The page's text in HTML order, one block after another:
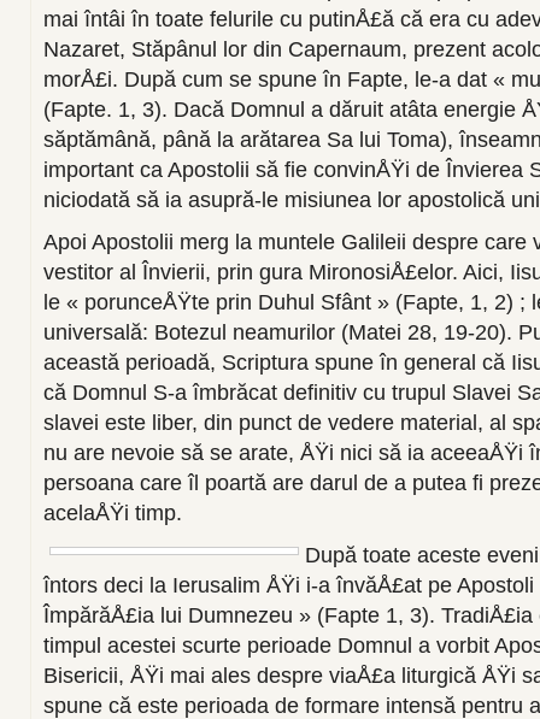
mai întâi în toate felurile cu putinÅ£ă că era cu
Nazaret, Stăpânul lor din Capernaum, prezent
morÅ£i. După cum se spune în Fapte, le-a dat «
(Fapte. 1, 3). Dacă Domnul a dăruit atâta energie
săptămână, până la arătarea Sa lui Toma),
important ca Apostolii să fie convinÅŸi de Învierea
niciodată să ia asupră-le misiunea lor apostolică
Apoi Apostolii merg la muntele Galileii despre care
vestitor al Învierii, prin gura MironosiÅ£elor. Aici,
le « porunceÅŸte prin Duhul Sfânt » (Fapte, 1, 2) ;
universală: Botezul neamurilor (Matei 28, 19-20).
această perioadă, Scriptura spune în general că
că Domnul S-a îmbrăcat definitiv cu trupul Slavei
slavei este liber, din punct de vedere material, al
nu are nevoie să se arate, ÅŸi nici să ia aceeaÅŸi
persoana care îl poartă are darul de a putea fi
acelaÅŸi timp.
După toate aceste
întors deci la Ierusalim ÅŸi i-a învăÅ£at pe
ÎmpărăÅ£ia lui Dumnezeu » (Fapte 1, 3).
timpul acestei scurte perioade Domnul a vorbit
Bisericii, ÅŸi mai ales despre viaÅ£a liturgică ÅŸi
spune că este perioada de formare intensă pentru